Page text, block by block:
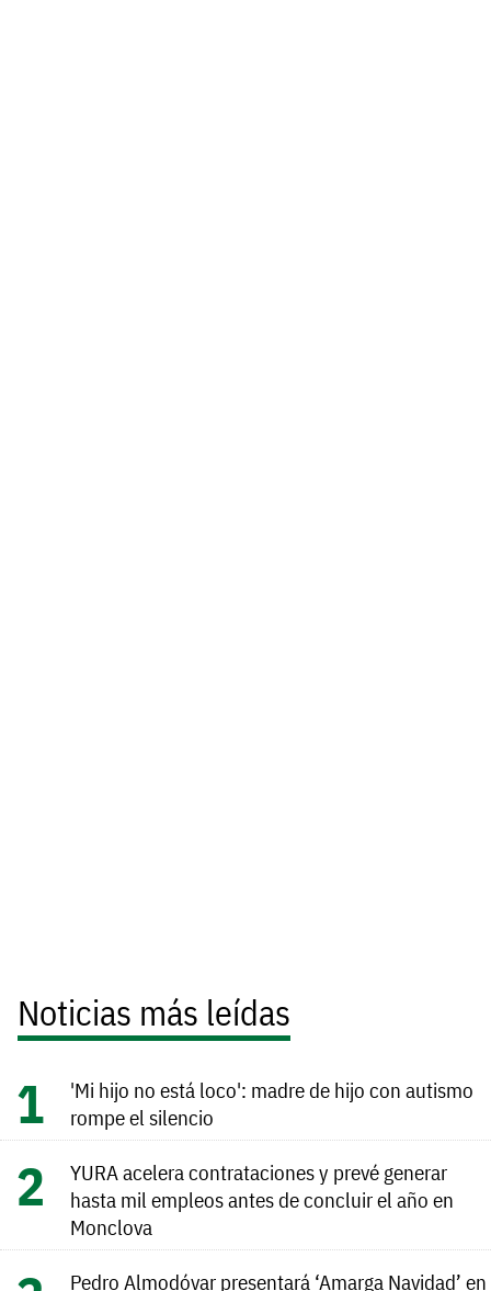
Noticias más leídas
'Mi hijo no está loco': madre de hijo con autismo
rompe el silencio
YURA acelera contrataciones y prevé generar
hasta mil empleos antes de concluir el año en
Monclova
Pedro Almodóvar presentará ‘Amarga Navidad’ en